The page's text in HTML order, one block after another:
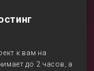
к вам на
до 2 часов, а